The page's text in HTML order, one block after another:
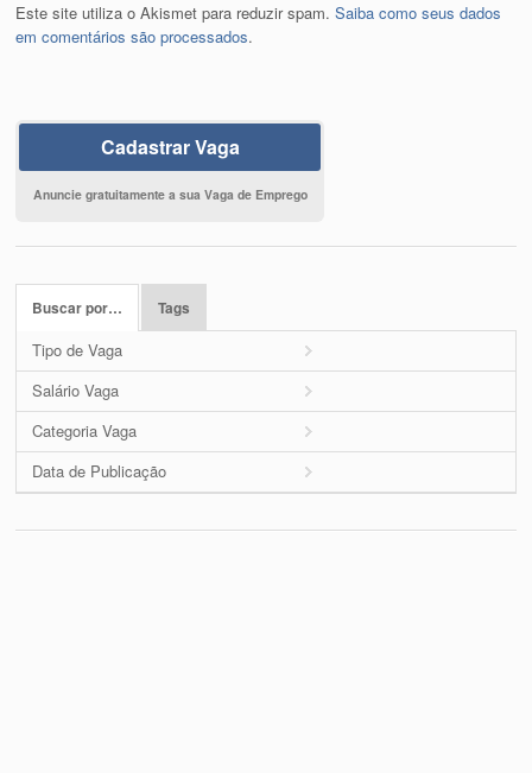
Este site utiliza o Akismet para reduzir spam.Saiba como seus dados
em comentários são processados.
Cadastrar Vaga
Anuncie gratuitamente a sua Vaga de Emprego
Buscar por… Tags
Tipo de Vaga
Salário Vaga
Categoria Vaga
Data de Publicação